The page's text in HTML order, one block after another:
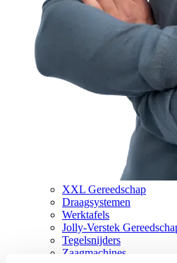
XXL Gereedschap
Draagsystemen
Werktafels
Jolly-Verstek
Tegelsnijders
Zaagmachines